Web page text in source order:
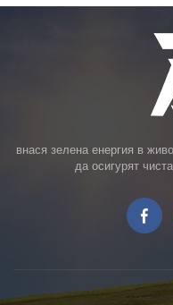
внася зелена енергия в
да осигурят